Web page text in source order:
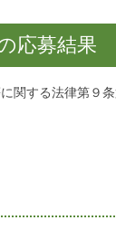
応募結果
関する法律第９